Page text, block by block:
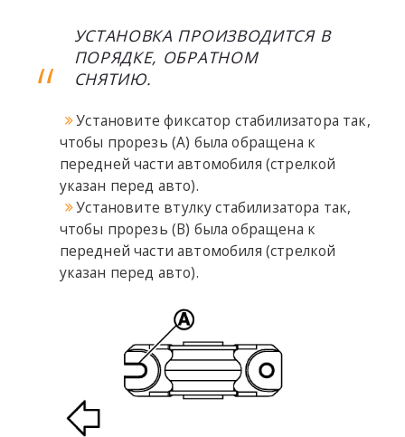
УСТАНОВКА ПРОИЗВОДИТСЯ В
ПОРЯДКЕ, ОБРАТНОМ
СНЯТИЮ.
Установите фиксатор стабилизатора так,
чтобы прорезь (A) была обращена к
передней части автомобиля (стрелкой
указан перед авто).
Установите втулку стабилизатора так,
чтобы прорезь (B) была обращена к
передней части автомобиля (стрелкой
указан перед авто).